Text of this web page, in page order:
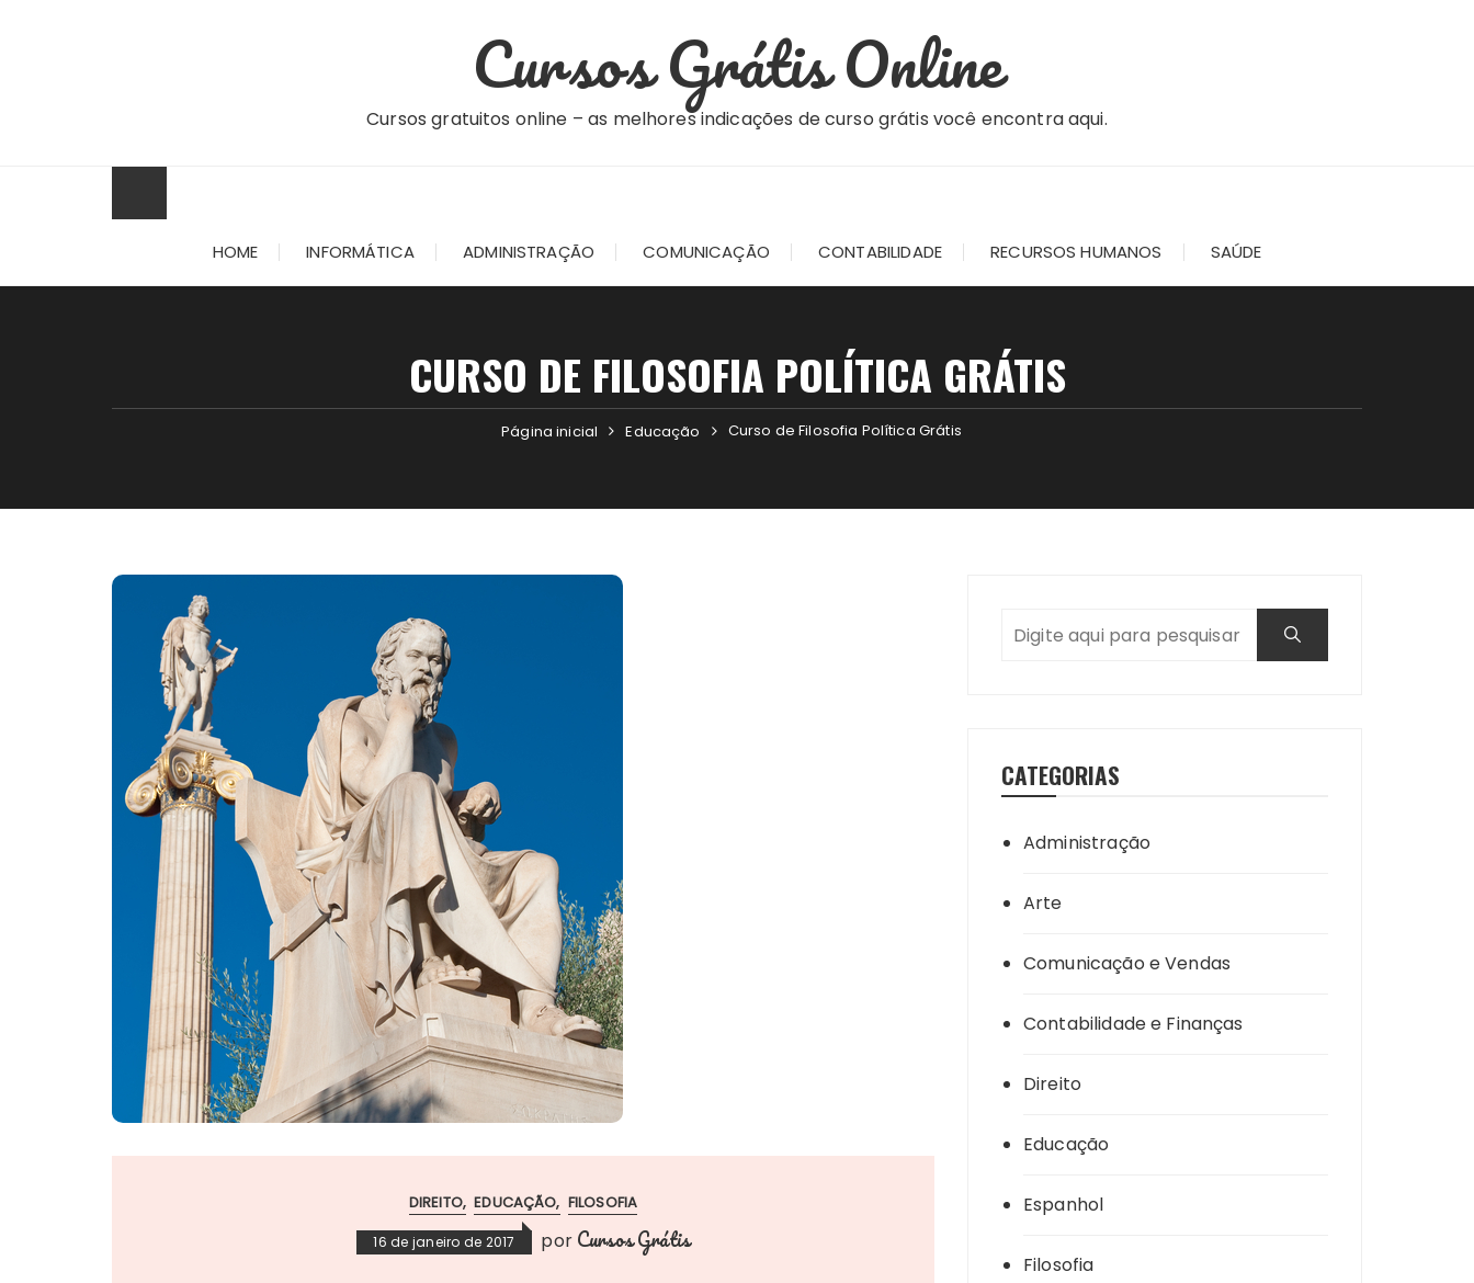
Cursos Grátis Online
Cursos gratuitos online – as melhores indicações de curso grátis você encontra aqui.
HOME INFORMÁTICA ADMINISTRAÇÃO COMUNICAÇÃO CONTABILIDADE RECURSOS HUMANOS SAÚDE
CURSO DE FILOSOFIA POLÍTICA GRÁTIS
Página inicial Educação Curso de Filosofia Política Grátis
DIREITO EDUCAÇÃO FILOSOFIA
16 de janeiro de 2017 por Cursos Grátis
CATEGORIAS
Administração
Arte
Comunicação e Vendas
Contabilidade e Finanças
Direito
Educação
Espanhol
Filosofia